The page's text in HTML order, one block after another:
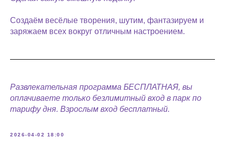
Создаём весёлые творения, шутим, фантазируем и
заряжаем всех вокруг отличным настроением.
Развлекательная программа БЕСПЛАТНАЯ, вы
оплачиваете только безлимитный вход в парк по
тарифу дня. Взрослым вход бесплатный.
2026-04-02 18:00